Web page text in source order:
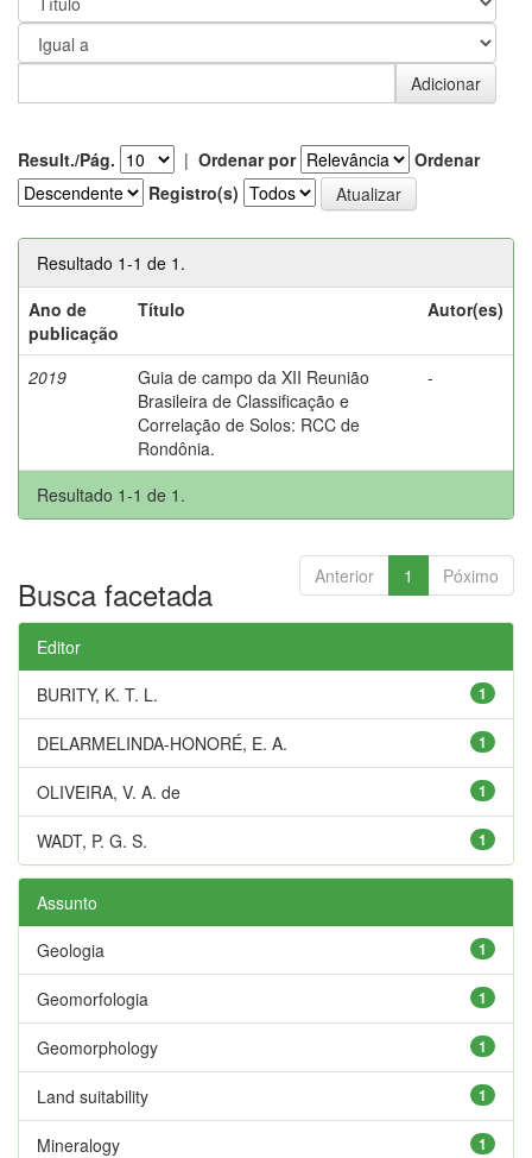
Result./Pág. | Ordenar por
Ordenar
Registro(s)
Resultado 1-1 de 1.
Ano de
publicação
Título Autor(es)
2019
Guia de campo da XII Reunião
Brasileira de Classificação e
Correlação de Solos: RCC de
Rondônia.
-
Resultado 1-1 de 1.
Anterior 1 Póximo
Busca facetada
Editor
1
BURITY, K. T. L.
1
DELARMELINDA-HONORÉ, E. A.
1
OLIVEIRA, V. A. de
1
WADT, P. G. S.
Assunto
1
Geologia
1
Geomorfologia
1
Geomorphology
1
Land suitability
1
Mineralogy